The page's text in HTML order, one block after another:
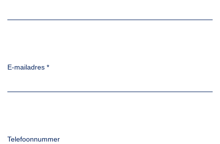
E-mailadres *
Telefoonnummer